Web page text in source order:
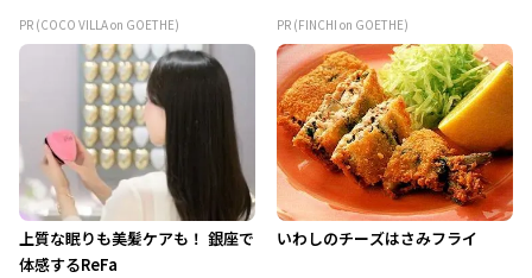
PR (COCO VILLA on GOETHE) PR (FINCHI on GOETHE)
上質な眠りも美髪ケアも！ 銀座で
体感するReFa
いわしのチーズはさみフライ